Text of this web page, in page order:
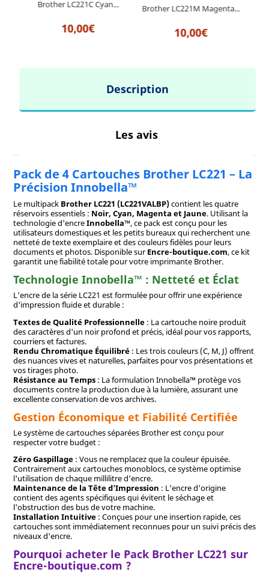
Brother LC221C Cyan...
10,00€
Brother LC221M Magenta...
10,00€
Description
Les avis
Pack de 4 Cartouches Brother LC221 – La
Précision Innobella™
Le multipack Brother LC221 (LC221VALBP)contient les quatre
réservoirs essentiels : Noir, Cyan, Magenta et Jaune. Utilisant la
technologie d'encreInnobella™, ce pack est conçu pour les
utilisateurs domestiques et les petits bureaux qui recherchent une
netteté de texte exemplaire et des couleurs fidèles pour leurs
documents et photos. Disponible surEncre-boutique.com, ce kit
garantit une fiabilité totale pour votre imprimante Brother.
Technologie Innobella™ : Netteté et Éclat
L'encre de la série LC221 est formulée pour offrir une expérience
d'impression fluide et durable :
Textes de Qualité Professionnelle: La cartouche noire produit
des caractères d'un noir profond et précis, idéal pour vos rapports,
courriers et factures.
Rendu Chromatique Équilibré: Les trois couleurs (C, M, J) offrent
des nuances vives et naturelles, parfaites pour vos présentations et
vos tirages photo.
Résistance au Temps: La formulation Innobella™ protège vos
documents contre la production due à la lumière, assurant une
excellente conservation de vos archives.
Gestion Économique et Fiabilité Certifiée
Le système de cartouches séparées Brother est conçu pour
respecter votre budget :
Zéro Gaspillage: Vous ne remplacez que la couleur épuisée.
Contrairement aux cartouches monoblocs, ce système optimise
l'utilisation de chaque millilitre d'encre.
Maintenance de la Tête d'Impression : L'encre d'origine
contient des agents spécifiques qui évitent le séchage et
l'obstruction des bus de votre machine.
Installation Intuitive: Conçues pour une insertion rapide, ces
cartouches sont immédiatement reconnues pour un suivi précis des
niveaux d'encre.
Pourquoi acheter le Pack Brother LC221 sur
Encre-boutique.com ?